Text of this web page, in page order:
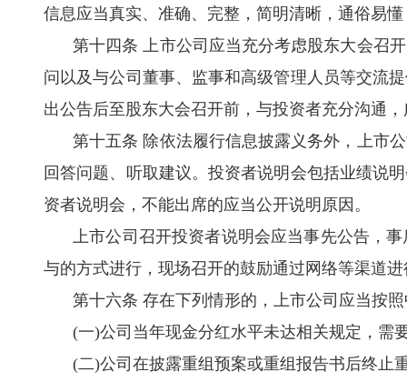
信息应当真实、准确、完整，简明清晰，通俗易
第十四条 上市公司应当充分考虑股东大会召
问以及与公司董事、监事和高级管理人员等交流
出公告后至股东大会召开前，与投资者充分沟通
第十五条 除依法履行信息披露义务外，上市
回答问题、听取建议。投资者说明会包括业绩说
资者说明会，不能出席的应当公开说明原因。
上市公司召开投资者说明会应当事先公告，
与的方式进行，现场召开的鼓励通过网络等渠道
第十六条 存在下列情形的，上市公司应当按
(一)公司当年现金分红水平未达相关规定，需
(二)公司在披露重组预案或重组报告书后终止